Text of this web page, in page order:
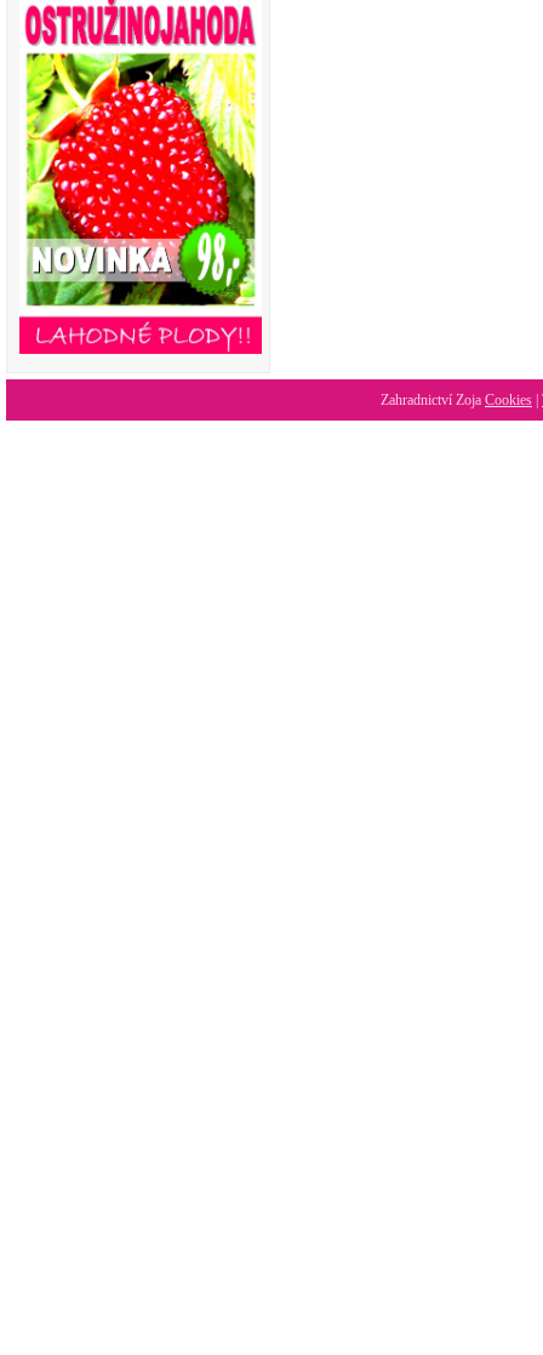
Zahradnictví Zoja Cookies